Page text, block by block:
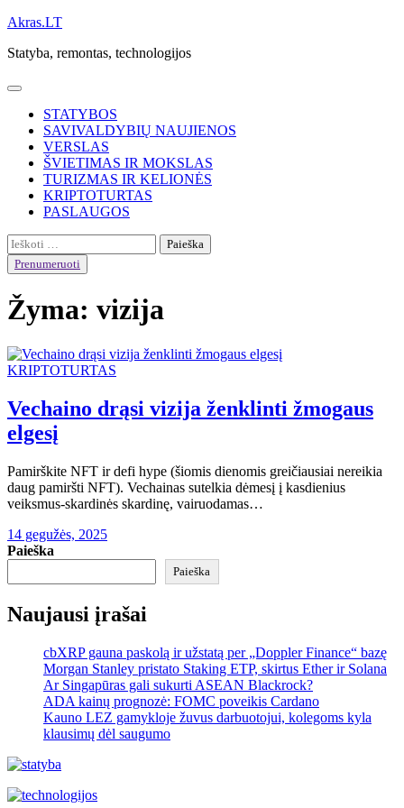
Skip
content
Akras.LT
Statyba, remontas, technologijos
STATYBOS
SAVIVALDYBIŲ NAUJIENOS
VERSLAS
ŠVIETIMAS IR MOKSLAS
TURIZMAS IR KELIONĖS
KRIPTOTURTAS
PASLAUGOS
Ieškoti:
Prenumeruoti
Žyma: vizija
KRIPTOTURTAS
Vechaino drąsi vizija ženklinti žmogaus
elgesį
Pamirškite NFT ir defi hype (šiomis dienomis greičiausiai nereikia
daug pamiršti NFT). Vechainas sutelkia dėmesį į kasdienius
veiksmus-skardinės skardinę, vairuodamas…
14 gegužės, 2025
Paieška
Paieška
Naujausi įrašai
cbXRP gauna paskolą ir užstatą per „Doppler Finance“ bazę
Morgan Stanley pristato Staking ETP, skirtus Ether ir Solana
Ar Singapūras gali sukurti ASEAN Blackrock?
ADA kainų prognozė: FOMC poveikis Cardano
Kauno LEZ gamykloje žuvus darbuotojui, kolegoms kyla
klausimų dėl saugumo